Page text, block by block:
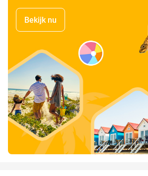
Bekijk nu